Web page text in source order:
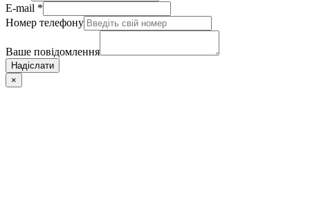
E-mail *
Номер телефону
Ваше повідомлення
Надіслати
×